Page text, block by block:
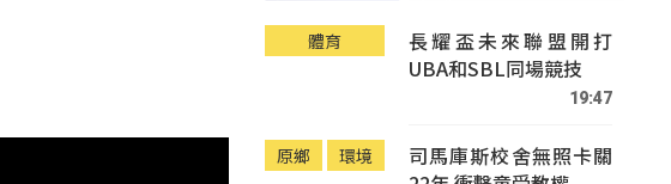
體育
長耀盃未來聯盟開打
UBA和SBL同場競技
19:47
原鄉 環境
司馬庫斯校舍無照卡關